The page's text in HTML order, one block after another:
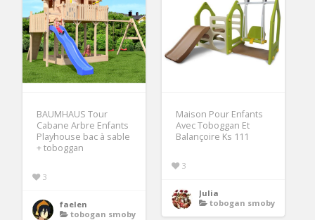
BAUMHAUS Tour
Cabane Arbre Enfants
Playhouse bac à sable
+ toboggan
3
faelen
tobogan smoby
Maison Pour Enfants
Avec Toboggan Et
Balançoire Ks 111
3
Julia
tobogan smoby